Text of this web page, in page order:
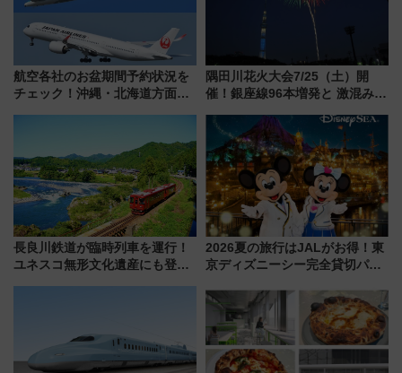
航空各社のお盆期間予約状況を
チェック！沖縄・北海道方面は
隅田川花火大会7/25（土）開
催！銀座線96本増発と 激混みの
アクセス攻略法、2万発の花火が
都心の夜に！
長良川鉄道が臨時列車を運行！
ユネスコ無形文化遺産にも登録
2026夏の旅行はJALがお得！東
京ディズニーシー完全貸切パー
ーン始まる 条件は「夏の国内
線に2回搭乗」